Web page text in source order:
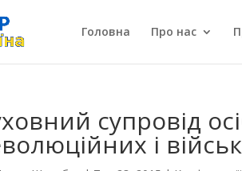
Головна Про нас
супровід
і